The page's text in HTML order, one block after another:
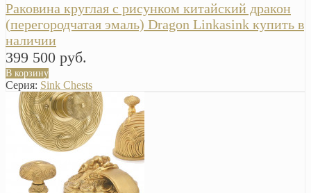
Раковина круглая с рисунком китайский дракон
(перегородчатая эмаль) Dragon Linkasink купить в
наличии
399 500 руб.
В корзину
Серия: Sink Chests